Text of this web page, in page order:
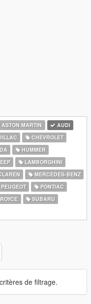
ASTON MARTIN
AUDI
CHEVROLET
HUMMER
LAMBORGHINI
MERCEDES-BENZ
PEUGEOT
PONTIAC
SUBARU
de filtrage.